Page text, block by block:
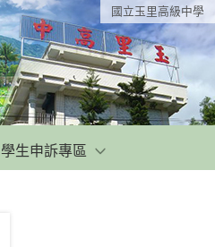
國立玉里高級中學
學生申訴專區